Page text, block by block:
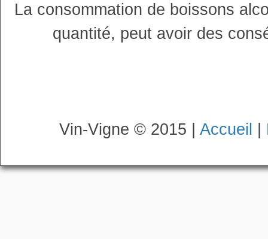
La consommation de boissons
quantité, peut avoir des
Vin-Vigne © 2015 | Accueil